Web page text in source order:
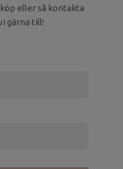
eller så kontakta
gärna till!